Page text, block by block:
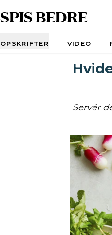
SPIS BEDRE
OPSKRIFTER VIDEO
Servér